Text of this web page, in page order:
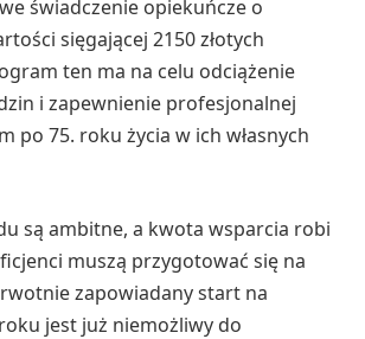
świadczenie opiekuńcze o
sięgającej 2150 złotych
ten ma na celu odciążenie
i zapewnienie profesjonalnej
po 75. roku życia w ich własnych
są ambitne, a kwota wsparcia robi
muszą przygotować się na
zapowiadany start na
jest już niemożliwy do